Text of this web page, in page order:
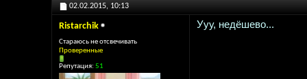
02.02.2015, 10:13
Ristarchik
Стараюсь не отсвечивать
Проверенные
Репутация: 51
Ууу, недёшево...